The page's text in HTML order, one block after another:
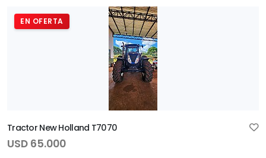
EN OFERTA
Tractor New Holland T7070
USD 65.000